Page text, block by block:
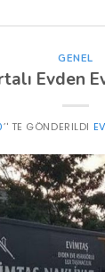
GENEL
Evden
’' TE GÖNDERILDI